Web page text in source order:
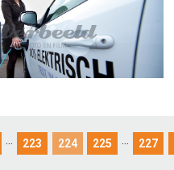
... 223 224 225 ... 227